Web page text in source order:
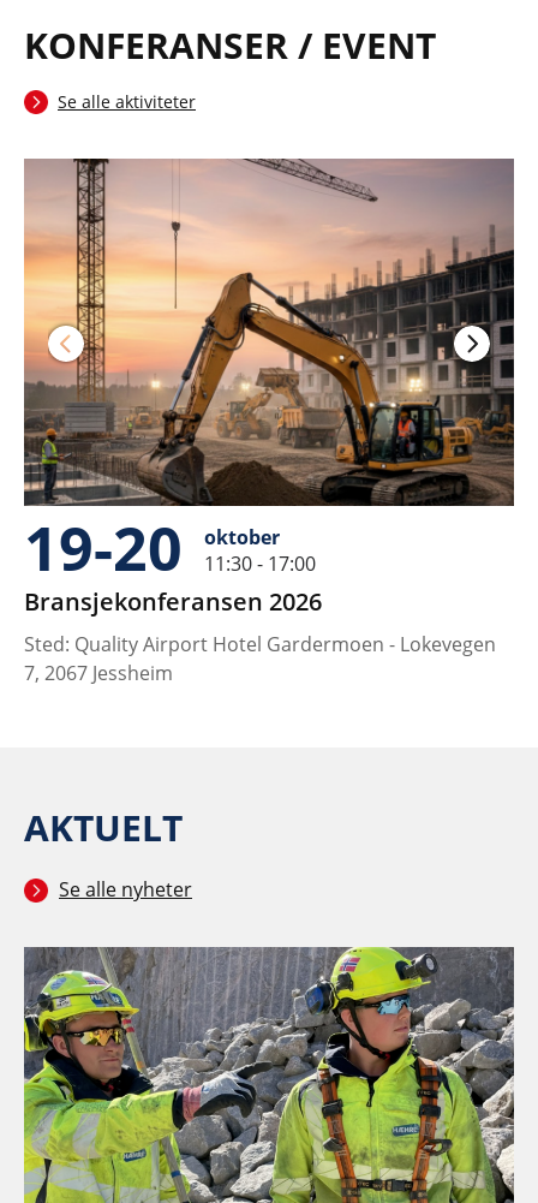
KONFERANSER / EVENT
Se alle aktiviteter
09-10
november
11:30 - 17:00
Tungbilkonferansen 2026
Sted: Clarion Hotel & Congress Oslo Airport, Hans
Gaarders veg 15, 2060 Gardermoen
AKTUELT
Se alle nyheter